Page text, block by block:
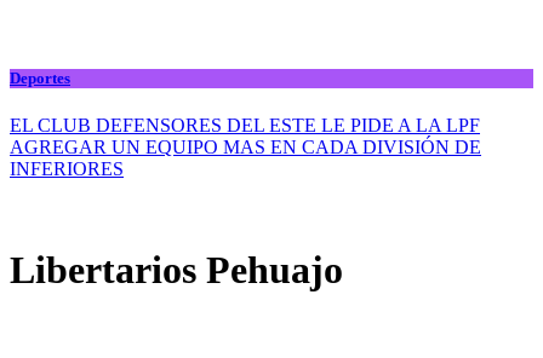
Deportes
EL CLUB DEFENSORES DEL ESTE LE PIDE A LA LPF
AGREGAR UN EQUIPO MAS EN CADA DIVISIÓN DE
INFERIORES
Libertarios Pehuajo